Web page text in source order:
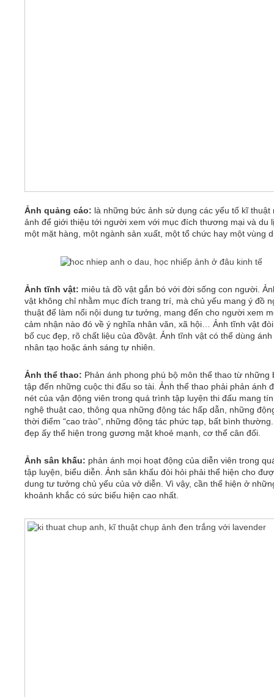
Ảnh quảng cáo: là những bức ảnh sử dụng các yếu tố kĩ thuật
ảnh để giới thiệu tới người xem với mục đích thương mại và du
một mặt hàng, một ngành sản xuất, một tổ chức hay một vùng
Ảnh tĩnh vật: miêu tả đồ vật gắn bó với đời sống con người.
vật không chỉ nhằm mục đích trang trí, mà chủ yếu mang ý đồ
thuật để làm nổi nội dung tư tưởng, mang đến cho người xem
cảm nhận nào đó về ý nghĩa nhân văn, xã hội… Ảnh tĩnh vật
bố cục đẹp, rõ chất liệu của đồvật. Ảnh tĩnh vật có thể dùng
nhân tạo hoặc ánh sáng tự nhiên.
Ảnh thể thao: Phản ánh phong phú bộ môn thể thao từ những
tập đến những cuộc thi đấu so tài. Ảnh thể thao phải phản ánh
nét của vận động viên trong quá trình tập luyện thi đấu mang
nghệ thuật cao, thông qua những động tác hấp dẫn, những
thời điểm “cao trào”, những động tác phức tạp, bất bình
đẹp ấy thể hiện trong gương mặt khoẻ mạnh, cơ thể cân đối.
Ảnh sân khấu: phản ánh mọi hoạt động của diễn viên trong
tập luyện, biểu diễn. Ảnh sân khấu đòi hỏi phải thể hiện cho
dung tư tưởng chủ yếu của vở diễn. Vì vậy, cần thể hiện ở
khoảnh khắc có sức biểu hiện cao nhất.